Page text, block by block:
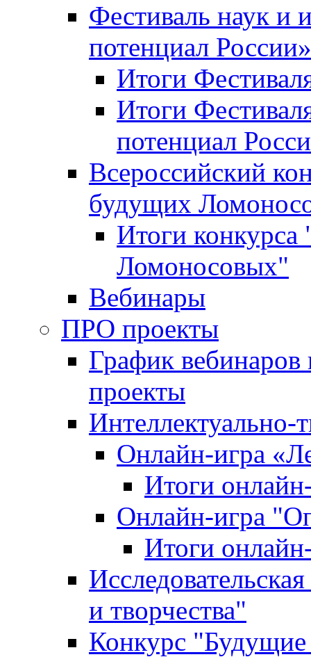
Фестиваль наук и
потенциал России»
Итоги
Итоги
потенциал
Всероссийский
будущих
Итоги
Ломоносовых"
Вебинары
ПРО проекты
График
проекты
Интеллектуально-
Онлайн-игра
Итоги
Онлайн-игра
Итоги
и творчества"
Конкурс